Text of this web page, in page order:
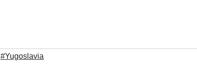
#Yugoslavia